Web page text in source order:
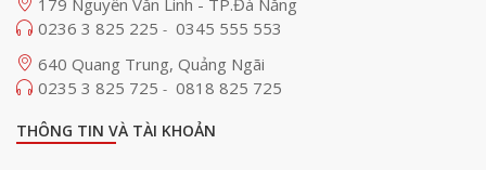
179 Nguyễn Văn Linh - TP.Đà Nẵng
0236 3 825 225 - 0345 555 553
640 Quang Trung, Quảng Ngãi
0235 3 825 725 - 0818 825 725
THÔNG TIN VÀ TÀI KHOẢN